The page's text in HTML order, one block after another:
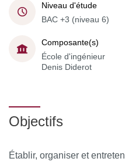
Niveau d'étude
BAC +3 (niveau 6)
Composante(s)
École d'ingénieur
Denis Diderot
Objectifs
Établir, organiser et